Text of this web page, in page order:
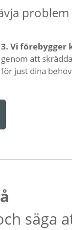
3. Vi
genom att
för just dina
säga